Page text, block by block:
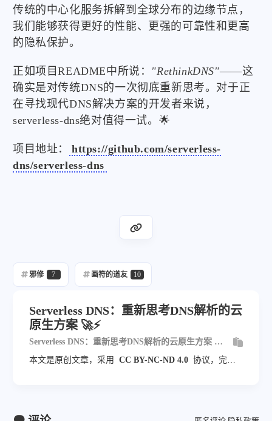
传统的中心化服务拆解到全球分布的边缘节点，
我们能够获得更好的性能、更强的可靠性和更高
的隐私保护。
正如项目README中所说： "RethinkDNS"——这
确实是对传统DNS的一次彻底重新思考。对于正
在寻找现代DNS解决方案的开发者来说，
serverless-dns绝对值得一试。🌟
项目地址：
https://github.com/serverless-
dns/serverless-dns
邪修 7 画符的道友 10
Serverless DNS：重新思考DNS解析的云
原生方案 🚀⚡
Serverless DNS：重新思考DNS解析的云原生方案 🚀
本文是原创文章，采用
CC BY-NC-ND 4.0 协议，完整